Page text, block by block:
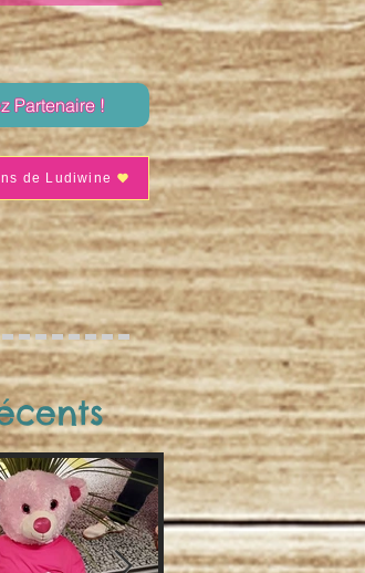
Partenaire !
de Ludiwine